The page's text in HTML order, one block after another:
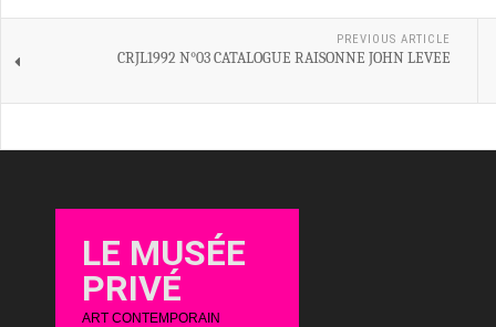
PREVIOUS ARTICLE
CRJL1992 N°03 CATALOGUE RAISONNE JOHN LEVEE
LE MUSÉE
PRIVÉ
ART CONTEMPORAIN